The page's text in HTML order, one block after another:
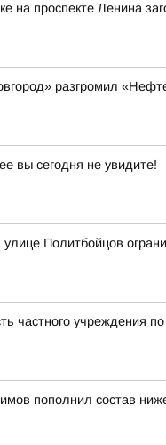
на проспекте Ленина
разгромил
вы сегодня не увидите!
улице Политбойцов
частного учреждения
пополнил состав